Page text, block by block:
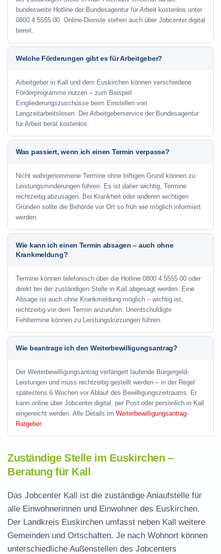
bundesweite Hotline der Bundesagentur für Arbeit kostenlos unter
0800 4 5555 00. Online-Dienste stehen auch über Jobcenter.digital
bereit.
Welche Förderungen gibt es für Arbeitgeber?
Arbeitgeber in Kall und dem Euskirchen können verschiedene
Förderprogramme nutzen – zum Beispiel
Eingliederungszuschüsse beim Einstellen von
Langzeitarbeitslosen. Der Arbeitgeberservice der Bundesagentur
für Arbeit berät kostenlos.
Was passiert, wenn ich einen Termin verpasse?
Nicht wahrgenommene Termine ohne triftigen Grund können zu
Leistungsminderungen führen. Es ist daher wichtig, Termine
rechtzeitig abzusagen. Bei Krankheit oder anderen wichtigen
Gründen sollte die Behörde vor Ort so früh wie möglich informiert
werden.
Wie kann ich einen Termin absagen – auch ohne
Krankmeldung?
Termine können telefonisch über die Hotline 0800 4 5555 00 oder
direkt bei der zuständigen Stelle in Kall abgesagt werden. Eine
Absage ist auch ohne Krankmeldung möglich – wichtig ist,
rechtzeitig vor dem Termin anzurufen. Unentschuldigte
Fehltermine können zu Leistungskürzungen führen.
Wie beantrage ich den Weiterbewilligungsantrag?
Der Weiterbewilligungsantrag verlängert laufende Bürgergeld-
Leistungen und muss rechtzeitig gestellt werden – in der Regel
spätestens 6 Wochen vor Ablauf des Bewilligungszeitraums. Er
kann online über Jobcenter.digital, per Post oder persönlich in Kall
eingereicht werden. Alle Details im Weiterbewilligungsantrag-
Ratgeber.
Zuständige Stelle im Euskirchen –
Beratung für Kall
Das Jobcenter Kall ist die zuständige Anlaufstelle für
alle Einwohnerinnen und Einwohner des Euskirchen.
Der Landkreis Euskirchen umfasst neben Kall weitere
Gemeinden und Ortschaften. Je nach Wohnort können
unterschiedliche Außenstellen des Jobcenters